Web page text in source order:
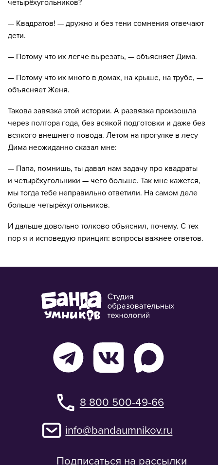
— Квадратов! — дружно и без тени сомнения отвечают
дети.
— Потому что их легче вырезать, — объясняет Дима.
— Потому что их много в домах, на крыше, на трубе, —
объясняет Женя.
Такова завязка этой истории. А развязка произошла
через полтора года, без всякой подготовки и даже без
всякого внешнего повода. Летом на прогулке в лесу
Дима неожиданно сказал мне:
— Папа, помнишь, ты давал нам задачу про квадраты
и четырёхугольники — чего больше. Так мне кажется,
мы тогда тебе неправильно ответили. На самом деле
больше четырёхугольников.
И дальше довольно толково объяснил, почему. С тех
пор я и исповедую принцип: вопросы важнее ответов.